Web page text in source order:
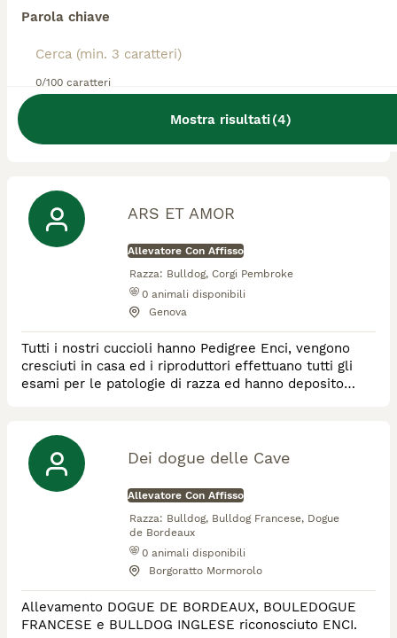
Parola chiave
0/100 caratteri
Mostra risultati(4)
0 animali disponibili
Ho un allevamento amatoriale di bulldog inglesi con
affisso Enci. Ne ho 10 in casa, dagli 11 anni arrivando ai
più piccoli di poco più di un anno. Veniteci a trovare e
ARS ET AMOR
Allevatore Con Affisso
Razza: Bulldog, Corgi Pembroke
0 animali disponibili
Genova
Tutti i nostri cuccioli hanno Pedigree Enci, vengono
cresciuti in casa ed i riproduttori effettuano tutti gli
esami per le patologie di razza ed hanno deposito
Dei dogue delle Cave
Allevatore Con Affisso
Razza: Bulldog, Bulldog Francese, Dogue
de Bordeaux
0 animali disponibili
Borgoratto Mormorolo
Allevamento DOGUE DE BORDEAUX, BOULEDOGUE
FRANCESE e BULLDOG INGLESE riconosciuto ENCI.